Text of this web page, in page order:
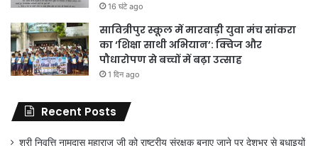
16 घंटे ago
सावित्रीपुर स्कूल में मारवाड़ी युवा मंच सांकरा
का ‘शिक्षा साथी अभियान’: क्विज और
पौधारोपण से बच्चों में बढ़ा उत्साह
1 दिन ago
Recent Posts
श्री निवृत्ति नामदास महाराज जी को राष्ट्रीय संरक्षक बनाए जाने पर देशभर से बधाइयों